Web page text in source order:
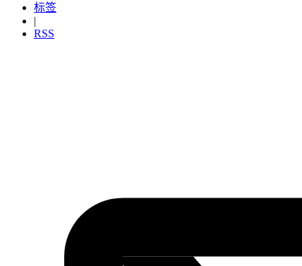
标签
|
RSS